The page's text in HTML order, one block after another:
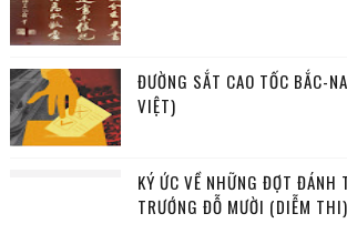
ĐƯỜNG SẮT CAO TỐC BẮC-
VIỆT)
KÝ ỨC VỀ NHỮNG ĐỢT ĐÁNH
TRƯỚNG ĐỖ MƯỜI (DIỄM THI)